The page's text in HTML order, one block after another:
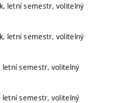
letní semestr, volitelný
letní semestr, volitelný
letní semestr, volitelný
letní semestr, volitelný